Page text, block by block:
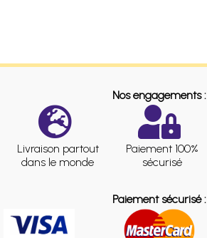
Nos engagements :
Livraison partout
dans le monde
Paiement 100%
sécurisé
Paiement sécurisé :